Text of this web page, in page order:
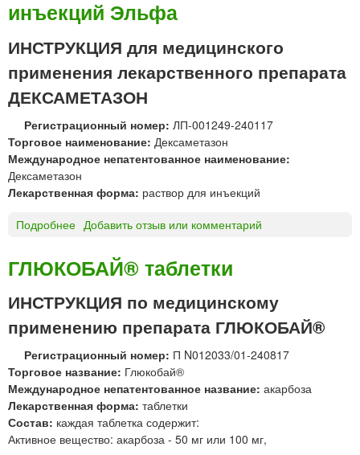
з
о
н
С
А
М
Е
Т
А
З
О
Н
т
а
б
к
и
«
Г
Н
Л
С
»
«
З
д
инъекций Эльфа
ИНСТРУКЦИЯ для медицинского
применения лекарственного препарата
ДЕКСАМЕТАЗОН
Регистрационный номер: ЛП-001249-240117
Торговое наименование: Дексаметазон
Международное непатентованное наименование:
Дексаметазон
Лекарственная форма: раствор для инъекций
Подробнее
К
А
М
Т
А
З
О
Н
р
Добавить отзыв или комментарий
ГЛЮКОБАЙ® таблетки
ИНСТРУКЦИЯ по медицинскому
применению препарата ГЛЮКОБАЙ®
Регистрационный номер: П N012033/01-240817
Торговое название: Глюкобай®
Международное непатентованное название: акарбоза
Лекарственная форма: таблетки
Состав: каждая таблетка содержит:
Активное вещество: акарбоза - 50 мг или 100 мг,